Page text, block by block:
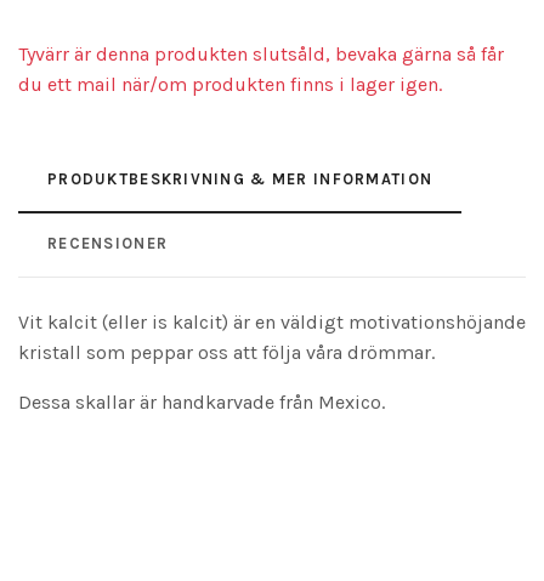
Tyvärr är denna produkten slutsåld, bevaka gärna så får
du ett mail när/om produkten finns i lager igen.
PRODUKTBESKRIVNING & MER INFORMATION
RECENSIONER
Vit kalcit (eller is kalcit) är en väldigt motivationshöjande
kristall som peppar oss att följa våra drömmar.
Dessa skallar är handkarvade från Mexico.